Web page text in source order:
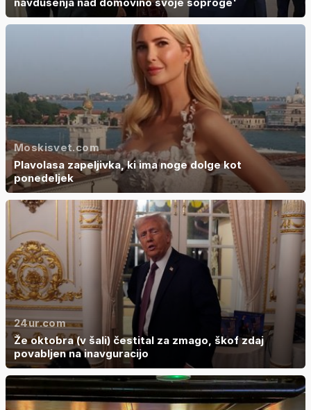
navdušenja nad domovino svoje soproge'
Moskisvet.com
Plavolasa zapeljivka, ki ima noge dolge kot
ponedeljek
24ur.com
Že oktobra (v šali) čestital za zmago, škof zdaj
povabljen na inavguracijo